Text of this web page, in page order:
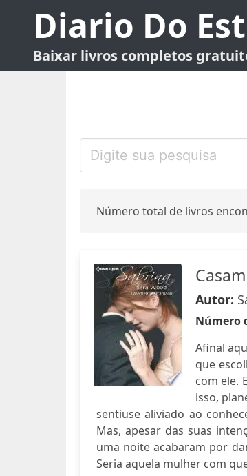
Diario Do
Baixar livros completos
Número total de livros
Autor:
Número
Afinal
que
com ele.
isso,
sentiuse aliviado ao
Mas, apesar das suas
uma noite acabaram por
Seria aquela mulher com